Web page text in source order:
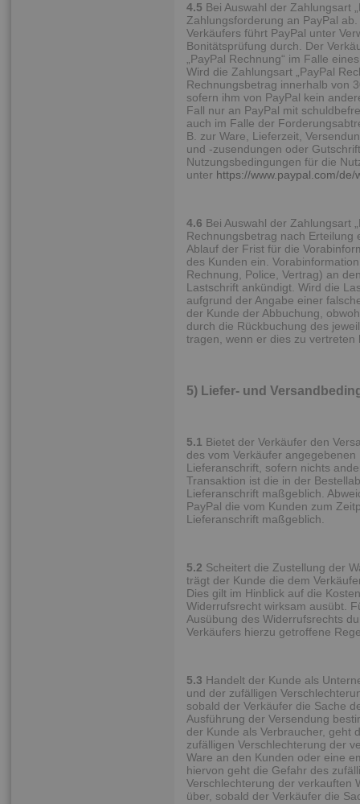
4.5 Bei Auswahl der Zahlungsart
Zahlungsforderung an PayPal
Verkäufers führt PayPal unter
Bonitätsprüfung durch. Der
„PayPal Rechnung“ im Falle
Wird die Zahlungsart „PayPal
Rechnungsbetrag innerhalb von
sofern ihm von PayPal kein
Fall nur an PayPal mit
auch im Falle der
B. zur Ware, Lieferzeit,
und -zusendungen oder
Nutzungsbedingungen für die
unter https://www.paypal.com/
4.6 Bei Auswahl der Zahlungsart
Rechnungsbetrag nach Erteilung
Ablauf der Frist für die
des Kunden ein.
Rechnung, Police, Vertrag) an
Lastschrift ankündigt. Wird die
aufgrund der Angabe einer
der Kunde der Abbuchung,
durch die Rückbuchung des
tragen, wenn er dies zu vertreten
5) Liefer- und
5.1 Bietet der Verkäufer den
des vom Verkäufer
Lieferanschrift, sofern nichts
Transaktion ist die in der
Lieferanschrift maßgeblich.
PayPal die vom Kunden zum
Lieferanschrift maßgeblich.
5.2 Scheitert die Zustellung der
trägt der Kunde die dem
Dies gilt im Hinblick auf die
Widerrufsrecht wirksam ausübt.
Ausübung des Widerrufsrechts
Verkäufers hierzu getroffene
5.3 Handelt der Kunde als
und der zufälligen
sobald der Verkäufer die Sache
Ausführung der Versendung
der Kunde als Verbraucher, geht
zufälligen Verschlechterung der
Ware an den Kunden oder eine
hiervon geht die Gefahr des
Verschlechterung der verkauften
über, sobald der Verkäufer die